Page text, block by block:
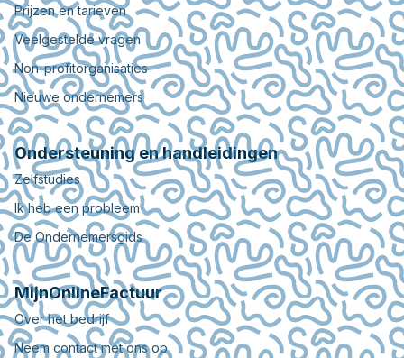
Prijzen en tarieven
Veelgestelde vragen
Non-profitorganisaties
Nieuwe ondernemers
Ondersteuning en handleidingen
Zelfstudies
Ik heb een probleem
De Ondernemersgids
MijnOnlineFactuur
Over het bedrijf
Neem contact met ons op